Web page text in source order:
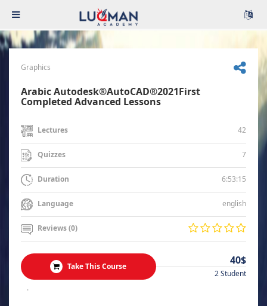
Graphics
Arabic Autodesk®AutoCAD®2021First
Completed Advanced Lessons
Lectures 42
Quizzes 7
Duration 6:53:15
Language english
Reviews (0)
Take This Course 40$
2 Student
.